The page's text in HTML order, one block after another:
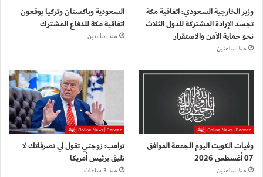
وزير الخارجية السعودي: اتفاقية مكة
تجسد الإرادة المشتركة للدول الثلاث
نحو حماية الأمن والاستقرار
منذ ساعتين
السعودية وباكستان وتركيا يوقعون
اتفاقية مكة للدفاع المشترك
منذ ساعتين
وفيات الكويت اليوم الجمعة الموافق
07 أغسطس 2026
منذ ساعتين
ترامب: زوجتي تقول لي تصرفاتك لا
تليق برئيس أمريكا
منذ 3 ساعات